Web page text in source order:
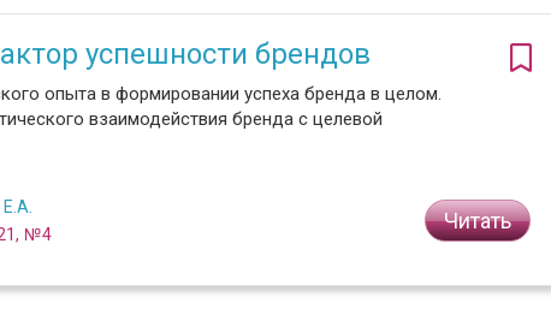
успешности брендов
опыта в формировании успеха бренда в целом.
взаимодействия бренда с целевой
№4
Читать